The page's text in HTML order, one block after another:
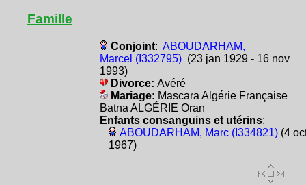
Famille
Conjoint: ABOUDARHAM,
Marcel (I332795)(23 jan 1929 - 16 nov
1993)
Divorce: Avéré
Mariage: Mascara Algérie Française
Batna ALGÉRIE Oran
Enfants consanguins et utérins:
ABOUDARHAM, Marc (I334821)(4
1967)